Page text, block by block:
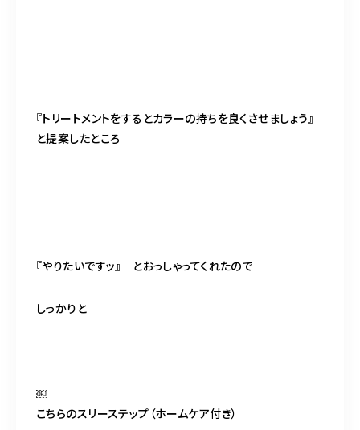
『トリートメントをするとカラーの持ちを良くさせましょう』
と提案したところ
『やりたいですッ』 とおっしゃってくれたので
しっかりと
￼
こちらのスリーステップ（ホームケア付き）